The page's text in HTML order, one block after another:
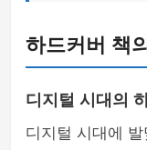
하드커버 책
디지털 시대의
디지털 시대에